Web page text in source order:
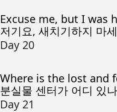
Excuse me, but I was
저기요, 새치기하지 마
Day 20
Where is the lost and
분실물 센터가 어디 있
Day 21